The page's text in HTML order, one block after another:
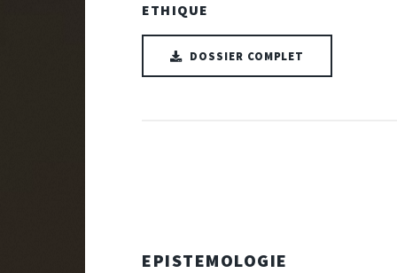
ETHIQUE
DOSSIER COMPLET
EPISTEMOLOGIE